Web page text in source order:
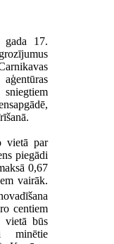
gada 17.
sniegtiem
vietā par
piegādi
0,67
vairāk.
centiem
vietā būs
minētie